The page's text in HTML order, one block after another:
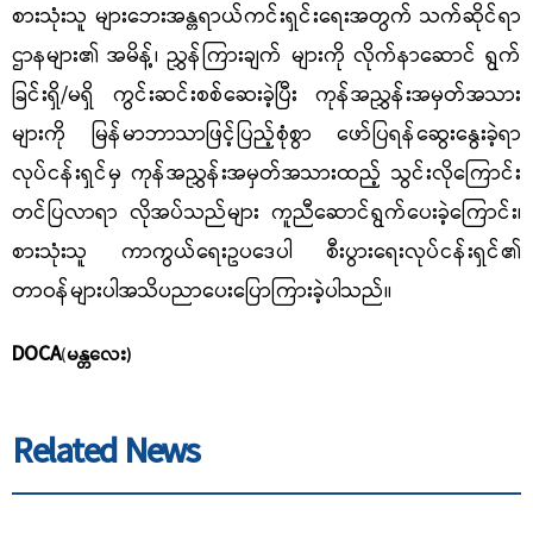
စားသုံးသူ များဘေးအန္တရာယ်ကင်းရှင်းရေးအတွက် သက်ဆိုင်ရာ
ဌာနများ၏ အမိန့်၊ ညွှန်ကြားချက် များကို လိုက်နာဆောင် ရွက်
ခြင်းရှိ/မရှိ ကွင်းဆင်းစစ်ဆေးခဲ့ပြီး ကုန်အညွှန်းအမှတ်အသား
များကို မြန်မာဘာသာဖြင့်ပြည့်စုံစွာ ဖော်ပြရန်ဆွေးနွေးခဲ့ရာ
လုပ်ငန်းရှင်မှ ကုန်အညွှန်းအမှတ်အသားထည့် သွင်းလိုကြောင်း
တင်ပြလာရာ လိုအပ်သည်များ ကူညီဆောင်ရွက်ပေးခဲ့ကြောင်း၊
စားသုံးသူ ကာကွယ်ရေးဥပဒေပါ စီးပွားရေးလုပ်ငန်းရှင်၏
တာဝန်များပါအသိပညာပေးပြောကြားခဲ့ပါသည်။
DOCA(မန္တလေး)
Related News